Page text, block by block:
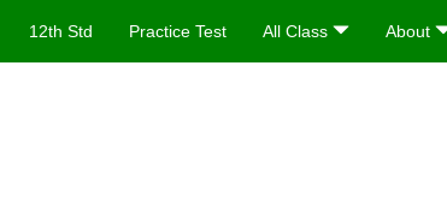
12th Std Practice Test All Class About